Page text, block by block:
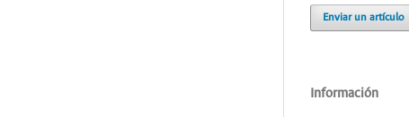
Enviar un artículo
Información